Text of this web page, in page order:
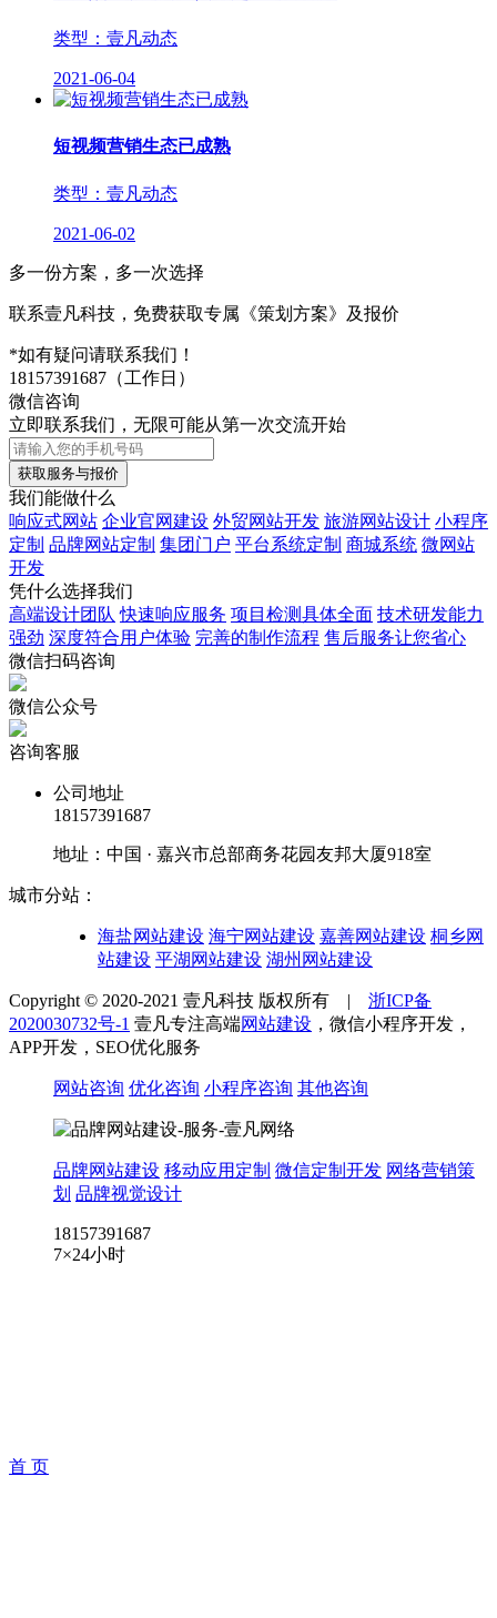
类型：壹凡动态
2021-06-04
短视频营销生态已成熟
类型：壹凡动态
2021-06-02
多一份方案，多一次选择
联系壹凡科技，免费获取专属《策划方案》及报价
*如有疑问请联系我们！
18157391687 （工作日）
微信咨询
立即联系我们，无限可能从第一次交流开始
我们能做什么
响应式网站 企业官网建设 外贸网站开发 旅游网站设计 小程序
定制 品牌网站定制 集团门户 平台系统定制 商城系统 微网站
开发
凭什么选择我们
高端设计团队 快速响应服务 项目检测具体全面 技术研发能力
强劲 深度符合用户体验 完善的制作流程 售后服务让您省心
微信扫码咨询
微信公众号
咨询客服
公司地址
18157391687
地址：中国 · 嘉兴市总部商务花园友邦大厦918室
城市分站：
海盐网站建设 海宁网站建设 嘉善网站建设 桐乡网
站建设 平湖网站建设 湖州网站建设
Copyright © 2020-2021 壹凡科技 版权所有 | 浙ICP备
2020030732号-1 壹凡专注高端网站建设 ，微信小程序开发，
APP开发，SEO优化服务
网站咨询 优化咨询 小程序咨询 其他咨询
品牌网站建设 移动应用定制 微信定制开发 网络营销策
划 品牌视觉设计
18157391687
7×24小时
首 页